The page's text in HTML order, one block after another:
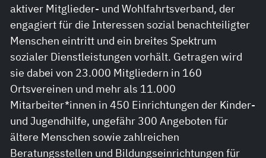
aktiver Mitglieder- und Wohlfahrtsverband, der
engagiert für die Interessen sozial benachteiligter
Menschen eintritt und ein breites Spektrum
sozialer Dienstleistungen vorhält. Getragen wird
sie dabei von 23.000 Mitgliedern in 160
Ortsvereinen und mehr als 11.000
Mitarbeiter*innen in 450 Einrichtungen der Kinder-
und Jugendhilfe, ungefähr 300 Angeboten für
ältere Menschen sowie zahlreichen
Beratungsstellen und Bildungseinrichtungen für